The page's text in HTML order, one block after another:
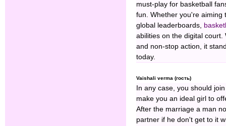
must-play for basketball
fun. Whether you're aiming
global leaderboards,
abilities on the digital court.
and non-stop action, it
today.
Vaishali verma (гость)
In any case, you should
make you an ideal girl to
After the marriage a man
partner if he don't get to it